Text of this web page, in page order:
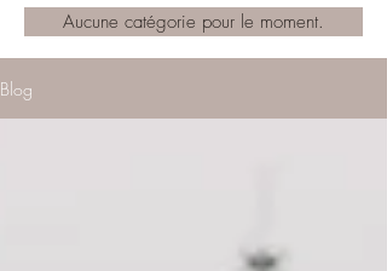
Aucune catégorie pour le moment.
Blog